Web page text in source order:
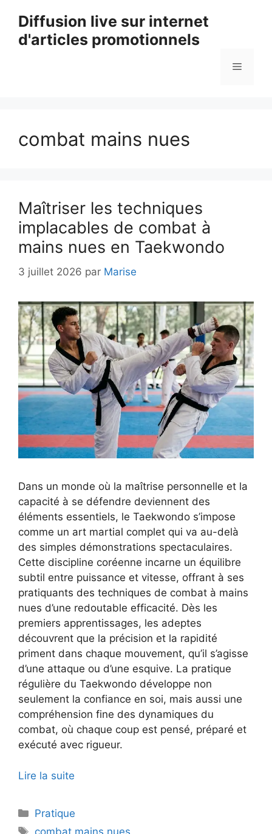
contenu
Diffusion live sur internet
d'articles promotionnels
Menu
combat mains nues
Maîtriser les techniques
implacables de combat à
mains nues en Taekwondo
3 juillet 2026 par Marise
Dans un monde où la maîtrise personnelle et la
capacité à se défendre deviennent des
éléments essentiels, le Taekwondo s’impose
comme un art martial complet qui va au-delà
des simples démonstrations spectaculaires.
Cette discipline coréenne incarne un équilibre
subtil entre puissance et vitesse, offrant à ses
pratiquants des techniques de combat à mains
nues d’une redoutable efficacité. Dès les
premiers apprentissages, les adeptes
découvrent que la précision et la rapidité
priment dans chaque mouvement, qu’il s’agisse
d’une attaque ou d’une esquive. La pratique
régulière du Taekwondo développe non
seulement la confiance en soi, mais aussi une
compréhension fine des dynamiques du
combat, où chaque coup est pensé, préparé et
exécuté avec rigueur.
Lire la suite
Catégories
Pratique
Étiquettes
combat mains nues